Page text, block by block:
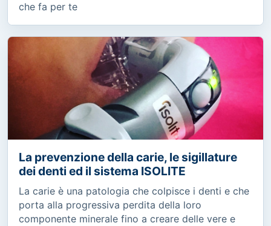
che fa per te
La prevenzione della carie, le sigillature
dei denti ed il sistema ISOLITE
La carie è una patologia che colpisce i denti e che
porta alla progressiva perdita della loro
componente minerale fino a creare delle vere e